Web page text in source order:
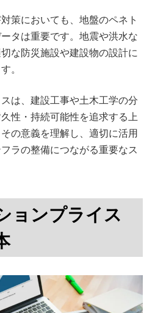
策においても、地盤のペネト
タは重要です。地震や洪水な
な防災施設や建設物の設計に
。
は、建設工事や土木工学の分
性・持続可能性を追求する上
の意義を理解し、適切に活用
ラの整備につながる重要なス
ョンプライス